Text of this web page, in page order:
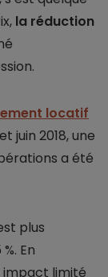
la réduction
locatif
juin 2018, une
a été
plus
En
impact limité